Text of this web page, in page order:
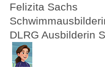
Felizita Sachs
DLRG Ausbilderin